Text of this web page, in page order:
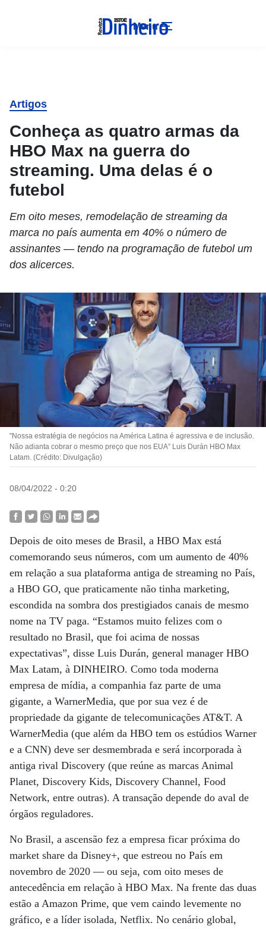
Menu
Artigos
Conheça as quatro armas da
HBO Max na guerra do
streaming. Uma delas é o
futebol
Em oito meses, remodelação de streaming da
marca no país aumenta em 40% o número de
assinantes — tendo na programação de futebol um
dos alicerces.
"Nossa estratégia de negócios na América Latina é agressiva e de inclusão.
Não adianta cobrar o mesmo preço que nos EUA” Luis Durán HBO Max
Latam. (Crédito: Divulgação)
08/04/2022 - 0:20
Depois de oito meses de Brasil, a HBO Max está
comemorando seus números, com um aumento de 40%
em relação a sua plataforma antiga de streaming no País,
a HBO GO, que praticamente não tinha marketing,
escondida na sombra dos prestigiados canais de mesmo
nome na TV paga. “Estamos muito felizes com o
resultado no Brasil, que foi acima de nossas
expectativas”, disse Luis Durán, general manager HBO
Max Latam, à DINHEIRO. Como toda moderna
empresa de mídia, a companhia faz parte de uma
gigante, a WarnerMedia, que por sua vez é de
propriedade da gigante de telecomunicações AT&T. A
WarnerMedia (que além da HBO tem os estúdios Warner
e a CNN) deve ser desmembrada e será incorporada à
antiga rival Discovery (que reúne as marcas Animal
Planet, Discovery Kids, Discovery Channel, Food
Network, entre outras). A transação depende do aval de
órgãos reguladores.
No Brasil, a ascensão fez a empresa ficar próxima do
market share da Disney+, que estreou no País em
novembro de 2020 — ou seja, com oito meses de
antecedência em relação à HBO Max. Na frente das duas
estão a Amazon Prime, que vem caindo levemente no
gráfico, e a líder isolada, Netflix. No cenário global,